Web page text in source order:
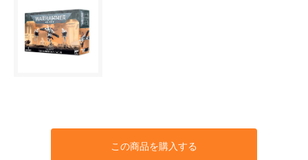
この商品を購入する